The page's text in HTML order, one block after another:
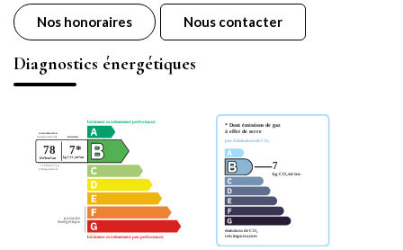
Nos honoraires Nous contacter
Diagnostics énergétiques